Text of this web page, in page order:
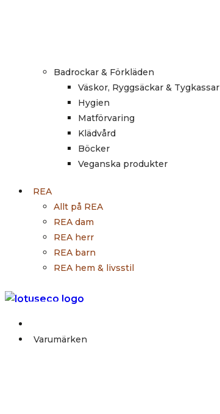
Badrockar & Förkläden
Väskor, Ryggsäckar & Tygkassar
Hygien
Matförvaring
Klädvård
Böcker
Veganska produkter
REA
Allt på REA
REA dam
REA herr
REA barn
REA hem & livsstil
Varumärken